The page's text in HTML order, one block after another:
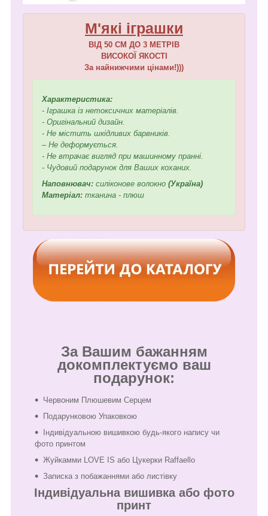
М'які іграшки
ВІД 50 СМ ДО 3 МЕТРІВ
ВИСОКОЇ ЯКОСТІ
За найнижчими цінами!)))
Характеристика:
- Іграшка із нетоксичних матеріалів.
- Оригінальний дизайн.
- Не містить шкідливих барвників.
– Не деформується.
- Не втрачає вигляд при машинному пранні.
- Чудовий подарунок для Ваших коханих.
Наповнювач: силіконове волокно (Україна)
Матеріал: тканина - плюш
За Вашим бажанням
докомплектуємо ваш
подарунок:
Червоним Плюшевим Серцем
Подарунковою Упаковкою
Індивідуальною вишивкою будь-якого напису чи
фото принтом
Жуйкамми LOVE IS або Цукерки Raffaello
Записка з побажаннями або листівку
Індивідуальна вишивка або фото
принт